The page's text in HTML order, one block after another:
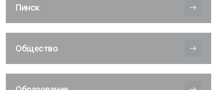
Пинск
Общество